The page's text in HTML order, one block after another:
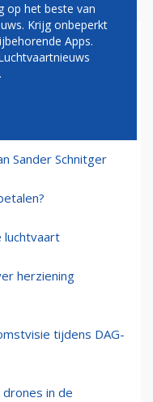
verder als
Sander Schnitger
luchtvaart
herziening
tijdens DAG-
in de
op het beste van
Krijg onbeperkt
Apps.